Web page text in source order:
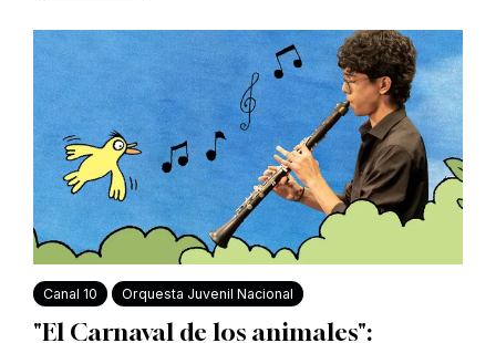
Canal 10 Orquesta Juvenil Nacional
"El Carnaval de los animales":